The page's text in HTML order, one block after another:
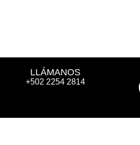
LLÁMANOS
+502 2254 2814